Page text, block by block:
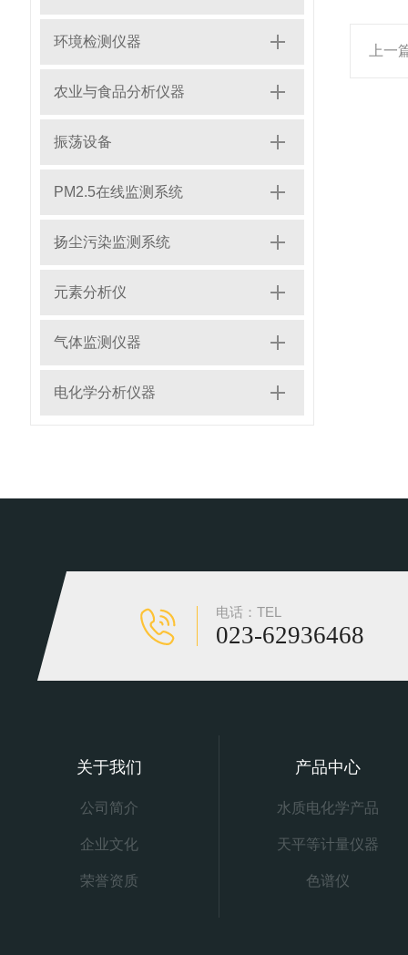
环境检测仪器
农业与食品分析仪器
振荡设备
PM2.5在线监测系统
扬尘污染监测系统
元素分析仪
气体监测仪器
电化学分析仪器
上一
电话：TEL
023-62936468
关于我们
公司简介
企业文化
荣誉资质
产品中心
水质电化学产品
天平等计量仪器
色谱仪